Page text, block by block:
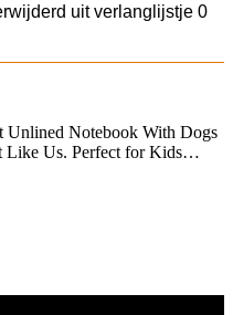
uit verlanglijstje 0
Unlined Notebook With Dogs
Like Us. Perfect for Kids…